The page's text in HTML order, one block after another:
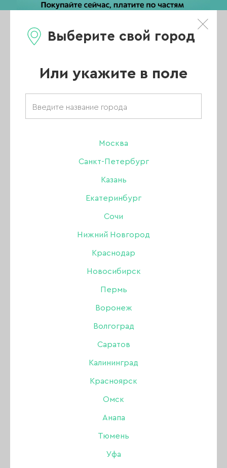
Выберите свой город
Или укажите в поле
Москва
Санкт-Петербург
Казань
Екатеринбург
Сочи
Нижний Новгород
Краснодар
Новосибирск
Пермь
Воронеж
Волгоград
Саратов
Калининград
Красноярск
Омск
Анапа
Тюмень
Уфа
Каталог
Главная/
Каталог/
SHE гель/
Гель моделирующий
SHE Odry (Одри), 15 мл